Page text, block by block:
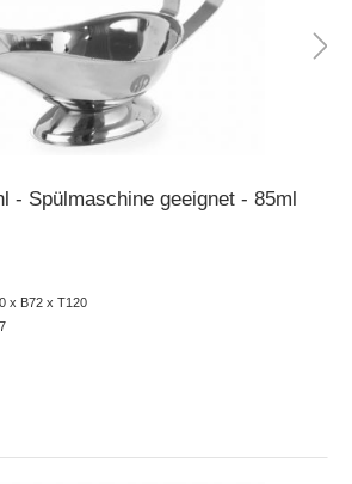
- Spülmaschine geeignet - 85ml
x B72 x T120